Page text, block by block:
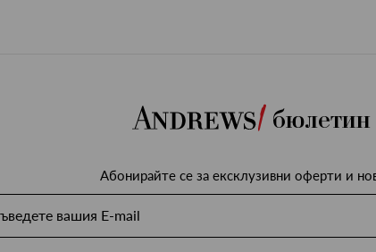
бюлетин
Абонирайте се за ексклузивни оферти и